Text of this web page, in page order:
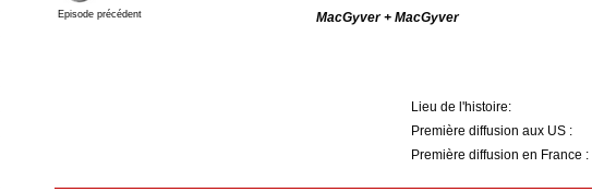
Episode précédent MacGyver + MacGyver
Lieu de l'histoire:
Première diffusion aux US :
Première diffusion en France :